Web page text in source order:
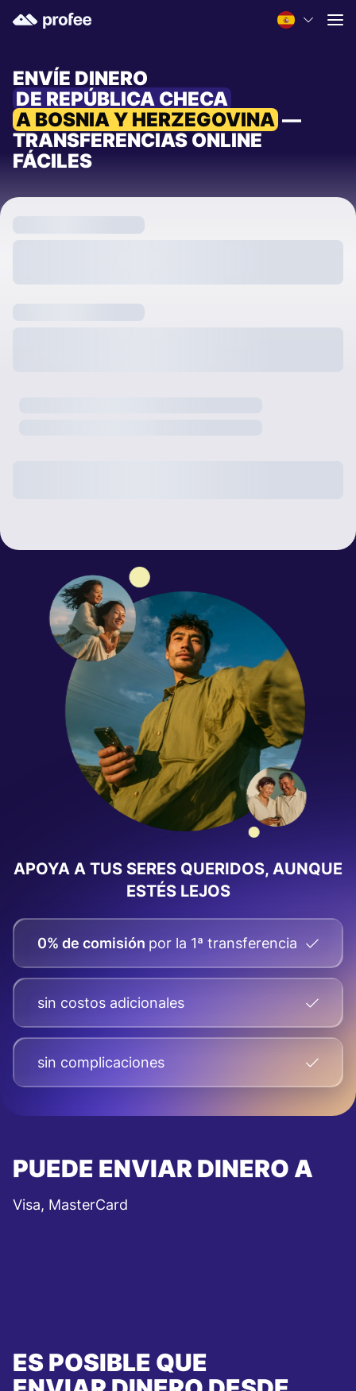
ENVÍE DINERO
DE REPÚBLICA CHECA
A BOSNIA Y HERZEGOVINA —
TRANSFERENCIAS ONLINE
FÁCILES
APOYA A TUS SERES QUERIDOS, AUNQUE
ESTÉS LEJOS
0% de comisión por la 1ª transferencia
sin costos adicionales
sin complicaciones
PUEDE ENVIAR DINERO A
Visa, MasterCard
ES POSIBLE QUE